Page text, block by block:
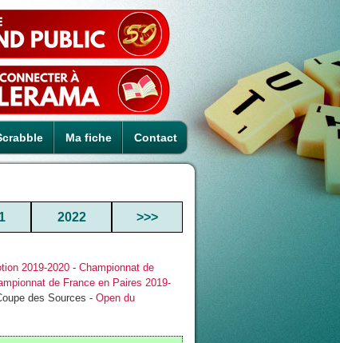
Ma fiche Contact
2022 >>>
2019-2020 - Championnat de
de France en Paires 2019-
des Sources - Open du